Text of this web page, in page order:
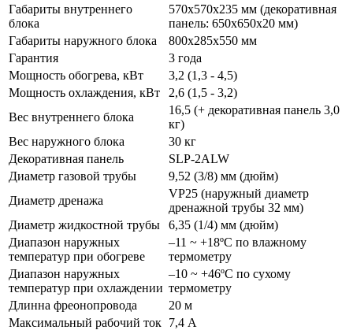
Габариты внутреннего
блока
570х570х235 мм (декоративная
панель: 650х650х20 мм)
Габариты наружного блока
800x285x550 мм
Гарантия
3 года
Мощность обогрева, кВт
3,2 (1,3 - 4,5)
Мощность охлаждения, кВт
2,6 (1,5 - 3,2)
Вес внутреннего блока
16,5 (+ декоративная панель 3,0
кг)
Вес наружного блока
30 кг
Декоративная панель
SLP-2ALW
Диаметр газовой трубы
9,52 (3/8) мм (дюйм)
Диаметр дренажа
VP25 (наружный диаметр
дренажной трубы 32 мм)
Диаметр жидкостной трубы
6,35 (1/4) мм (дюйм)
Диапазон наружных
температур при обогреве
–11 ~ +18ºC по влажному
термометру
Диапазон наружных
температур при охлаждении
–10 ~ +46ºC по сухому
термометру
Длинна фреонопровода
20 м
Максимальный рабочий ток 7,4 А